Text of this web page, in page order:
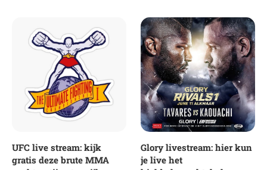
UFC live stream: kijk
gratis deze brute MMA
Glory livestream: hier kun
je live het